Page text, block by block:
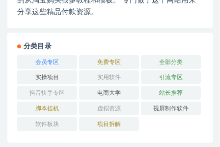
分享这些精品付款资源。
分类目录
会员专区 免费专区 全部分类
实操项目 实用软件 引流专区
抖音快手专区 电商大学 站长推荐
脚本挂机 虚拟资源 视屏制作软件
软件板块 项目拆解